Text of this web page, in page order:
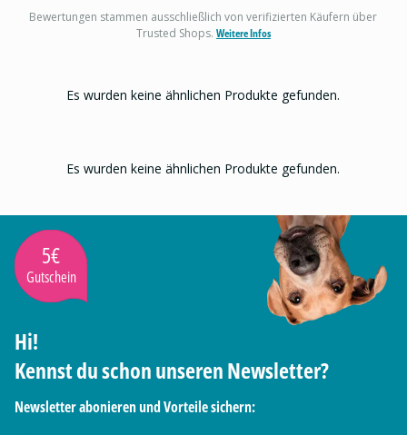
Bewertungen stammen ausschließlich von verifizierten Käufern über
Trusted Shops. Weitere Infos
Es wurden keine ähnlichen Produkte gefunden.
Es wurden keine ähnlichen Produkte gefunden.
5€
Gutschein
Hi!
Kennst du schon unseren Newsletter?
Newsletter abonieren und Vorteile sichern: